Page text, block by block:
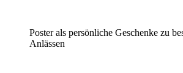
Poster als persönliche Geschenke zu
Anlässen